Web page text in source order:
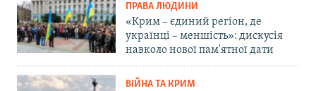
ПРАВА ЛЮДИНИ
«Крим – єдиний регіон, де
українці – меншість»: дискусія
навколо нової пам'ятної дати
ВІЙНА ТА КРИМ